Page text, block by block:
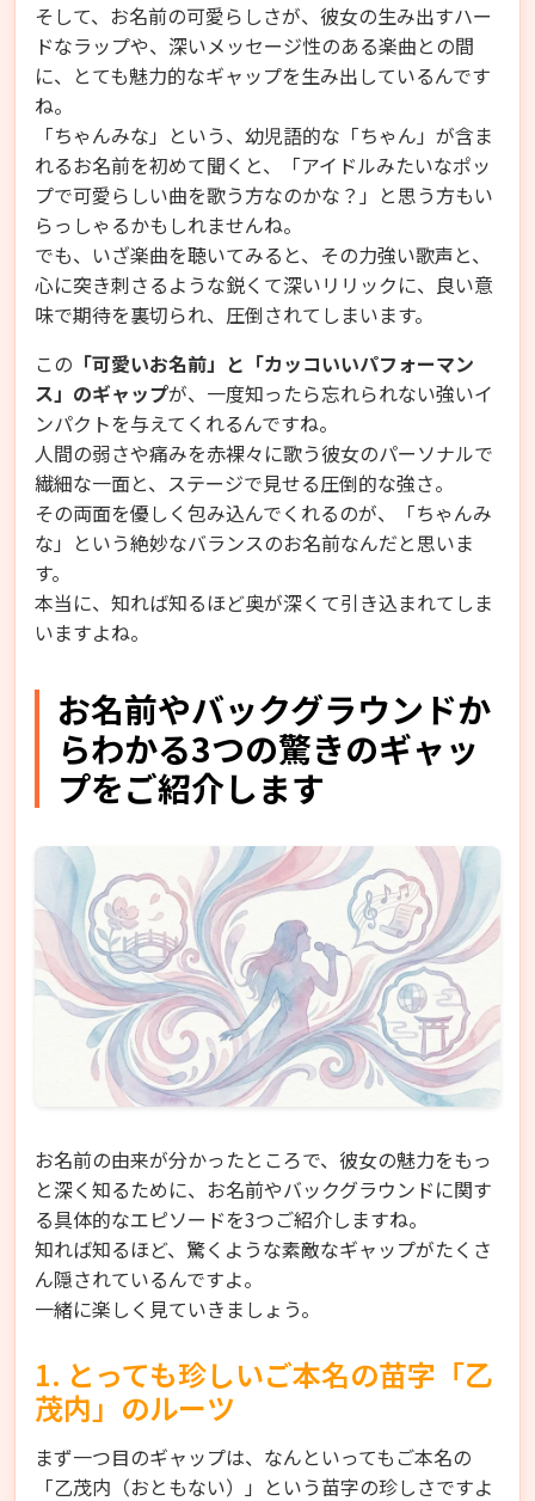
そして、お名前の可愛らしさが、彼女の生み出すハー
ドなラップや、深いメッセージ性のある楽曲との間
に、とても魅力的なギャップを生み出しているんです
ね。
「ちゃんみな」という、幼児語的な「ちゃん」が含ま
れるお名前を初めて聞くと、「アイドルみたいなポッ
プで可愛らしい曲を歌う方なのかな？」と思う方もい
らっしゃるかもしれませんね。
でも、いざ楽曲を聴いてみると、その力強い歌声と、
心に突き刺さるような鋭くて深いリリックに、良い意
味で期待を裏切られ、圧倒されてしまいます。
この 「可愛いお名前」と「カッコいいパフォーマン
ス」のギャップが、一度知ったら忘れられない強いイ
ンパクトを与えてくれるんですね。
人間の弱さや痛みを赤裸々に歌う彼女のパーソナルで
繊細な一面と、ステージで見せる圧倒的な強さ。
その両面を優しく包み込んでくれるのが、「ちゃんみ
な」という絶妙なバランスのお名前なんだと思いま
す。
本当に、知れば知るほど奥が深くて引き込まれてしま
いますよね。
お名前やバックグラウンドか
らわかる3つの驚きのギャッ
プをご紹介します
お名前の由来が分かったところで、彼女の魅力をもっ
と深く知るために、お名前やバックグラウンドに関す
る具体的なエピソードを3つご紹介しますね。
知れば知るほど、驚くような素敵なギャップがたくさ
ん隠されているんですよ。
一緒に楽しく見ていきましょう。
1. とっても珍しいご本名の苗字「乙
茂内」のルーツ
まず一つ目のギャップは、なんといってもご本名の
「乙茂内（おともない）」という苗字の珍しさですよ